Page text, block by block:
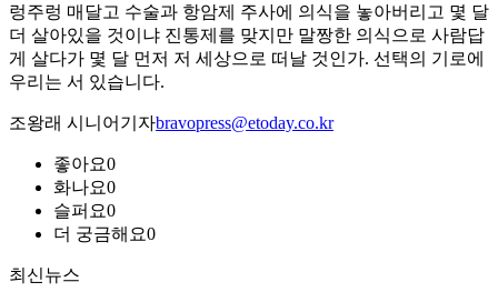
렁주렁 매달고 수술과 항암제 주사에 의식을 놓아버리고 몇 달
더 살아있을 것이냐 진통제를 맞지만 말짱한 의식으로 사람답
게 살다가 몇 달 먼저 저 세상으로 떠날 것인가. 선택의 기로에
우리는 서 있습니다.
조왕래 시니어기자bravopress@etoday.co.kr
좋아요0
화나요0
슬퍼요0
더 궁금해요0
최신뉴스